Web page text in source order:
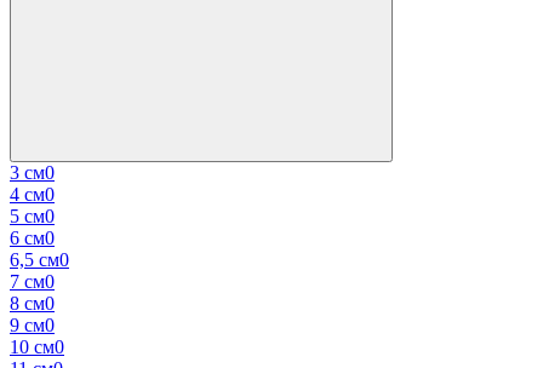
3 cм0
4 cм0
5 cм0
6 см0
6,5 см0
7 см0
8 см0
9 см0
10 см0